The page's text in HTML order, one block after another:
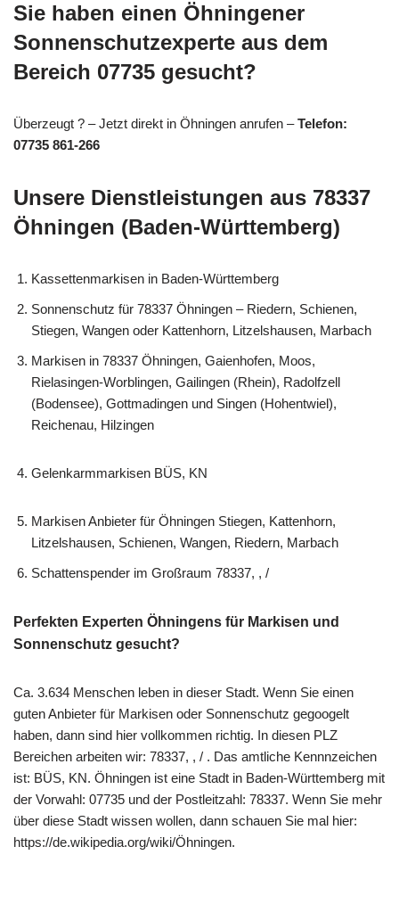
Sie haben einen Öhningener
Sonnenschutzexperte aus dem
Bereich 07735 gesucht?
Überzeugt ? – Jetzt direkt in Öhningen anrufen –Telefon:
07735 861-266
Unsere Dienstleistungen aus 78337
Öhningen (Baden-Württemberg)
Kassettenmarkisen in Baden-Württemberg
Sonnenschutz für 78337 Öhningen – Riedern, Schienen,
Stiegen, Wangen oder Kattenhorn, Litzelshausen, Marbach
Markisen in 78337 Öhningen, Gaienhofen, Moos,
Rielasingen-Worblingen, Gailingen (Rhein), Radolfzell
(Bodensee), Gottmadingen und Singen (Hohentwiel),
Reichenau, Hilzingen
Gelenkarmmarkisen BÜS, KN
Markisen Anbieter für Öhningen Stiegen, Kattenhorn,
Litzelshausen, Schienen, Wangen, Riedern, Marbach
Schattenspender im Großraum 78337, , /
Perfekten Experten Öhningens für Markisen und
Sonnenschutz gesucht?
Ca. 3.634 Menschen leben in dieser Stadt. Wenn Sie einen
guten Anbieter für Markisen oder Sonnenschutz gegoogelt
haben, dann sind hier vollkommen richtig. In diesen PLZ
Bereichen arbeiten wir: 78337, , / . Das amtliche Kennnzeichen
ist: BÜS, KN. Öhningen ist eine Stadt in Baden-Württemberg mit
der Vorwahl: 07735 und der Postleitzahl: 78337. Wenn Sie mehr
über diese Stadt wissen wollen, dann schauen Sie mal hier:
https://de.wikipedia.org/wiki/Öhningen.